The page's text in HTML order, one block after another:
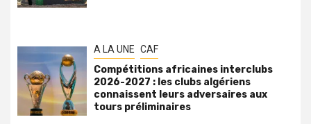
A LA UNE CAF
Compétitions africaines interclubs
2026-2027 : les clubs algériens
connaissent leurs adversaires aux
tours préliminaires